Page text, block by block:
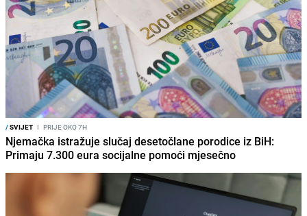
/SVIJET I PRIJE OKO 7H
Njemačka istražuje slučaj desetočlane porodice iz BiH:
Primaju 7.300 eura socijalne pomoći mjesečno